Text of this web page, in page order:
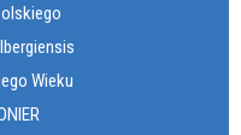
Wieku